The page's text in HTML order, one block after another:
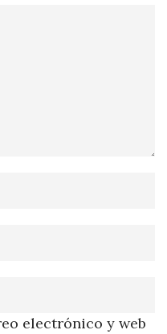
electrónico y web